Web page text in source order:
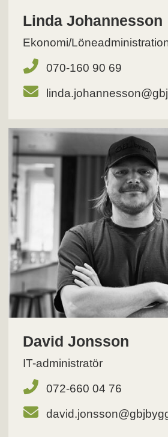
Linda Johannesson
Ekonomi/
070-160 90 69
David Jonsson
IT-administratör
072-660 04 76